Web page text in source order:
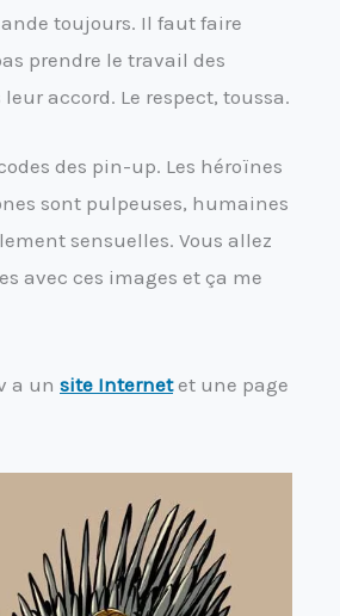
toujours. Il faut faire
prendre le travail des
accord. Le respect, toussa.
des pin-up. Les héroïnes
sont pulpeuses, humaines
sensuelles. Vous allez
avec ces images et ça me
a un site Internetet une page